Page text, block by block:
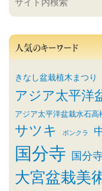
人気のキーワード
きなし盆栽植木まつり
アジア太平洋
アジア太平洋盆栽水石高
サツキ ボンクラ
国分寺 国分
大宮盆栽美